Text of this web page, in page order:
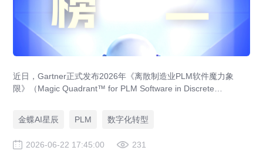
近日，Gartner正式发布2026年《离散制造业PLM软件魔力象
限》（Magic Quadrant™ for PLM Software in Discrete
金蝶AI星辰 PLM 数字化转型
2026-06-22 17:45:00 231